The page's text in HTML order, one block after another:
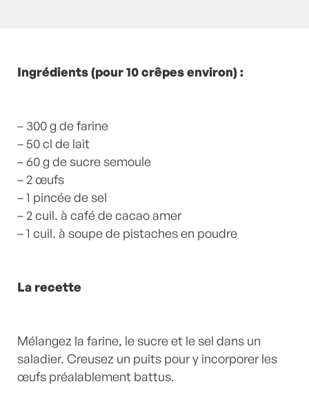
Posté à 12:26hinChandeleur,CrêpesbyLaurent
Ingrédients (pour 10 crêpes environ) :
– 300 g de farine
– 50 cl de lait
– 60 g de sucre semoule
– 2 œufs
– 1 pincée de sel
– 2 cuil. à café de cacao amer
– 1 cuil. à soupe de pistaches en poudre
La recette
Mélangez la farine, le sucre et le sel dans un
saladier. Creusez un puits pour y incorporer les
œufs préalablement battus.